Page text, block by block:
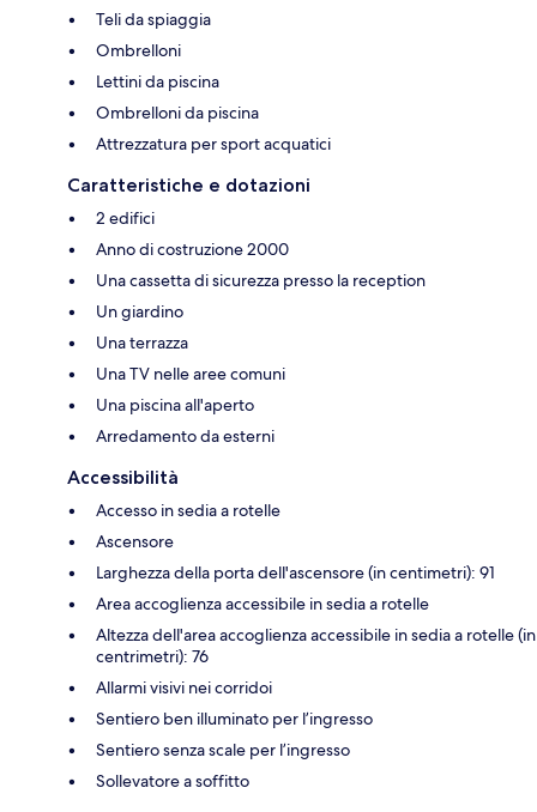
Teli da spiaggia
Ombrelloni
Lettini da piscina
Ombrelloni da piscina
Attrezzatura per sport acquatici
Caratteristiche e dotazioni
2 edifici
Anno di costruzione 2000
Una cassetta di sicurezza presso la reception
Un giardino
Una terrazza
Una TV nelle aree comuni
Una piscina all'aperto
Arredamento da esterni
Accessibilità
Accesso in sedia a rotelle
Ascensore
Larghezza della porta dell'ascensore (in centimetri): 91
Area accoglienza accessibile in sedia a rotelle
Altezza dell'area accoglienza accessibile in sedia a rotelle (in
centrimetri): 76
Allarmi visivi nei corridoi
Sentiero ben illuminato per l’ingresso
Sentiero senza scale per l’ingresso
Sollevatore a soffitto